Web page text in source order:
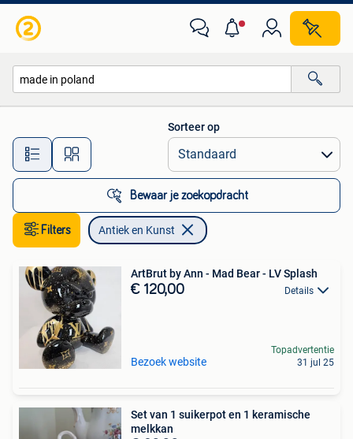
Alle afstanden…
Sorteer op
Bewaar je zoekopdracht
Filters Antiek en Kunst
ArtBrut by Ann - Mad Bear - LV Splash
€ 120,00 Details
Bezoek website
Topadvertentie
31 jul 25
Set van 1 suikerpot en 1 keramische
melkkan